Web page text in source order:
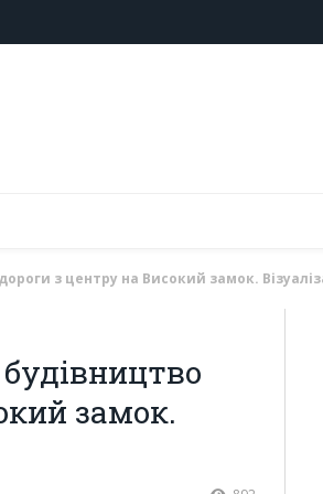
з центру на Високий замок.
замок.